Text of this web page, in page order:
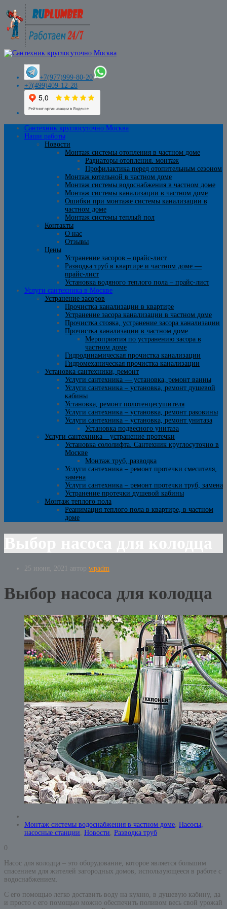
+7(977)999-80-20
+7(499)409-12-28
Сантехник круглосуточно Москва
Наши работы
Новости
Монтаж системы отопления в частном доме
Радиаторы отопления. монтаж
Профилактика перед отопительным сезоном
Монтаж котельной в частном доме
Монтаж системы водоснабжения в частном доме
Монтаж системы канализации в частном доме
Ошибки при монтаже системы канализации в
частном доме
Монтаж системы теплый пол
Контакты
О нас
Отзывы
Цены
Устранение засоров – прайс-лист
Разводка труб в квартире и частном доме —
прайс-лист
Установка водяного теплого пола – прайс-лист
Услуги сантехника в Москве
Устранение засоров
Прочистка канализации в квартире
Устранение засора канализации в частном доме
Прочистка стояка, устранение засора канализации
Прочистка канализации в частном доме
Мероприятия по устранению засора в
частном доме
Гидродинамическая прочистка канализации
Гидромеханическая прочистка канализации
Установка сантехники, ремонт
Услуги сантехника — установка, ремонт ванны
Услуги сантехника – установка, ремонт душевой
кабины
Установка, ремонт полотенцесушителя
Услуги сантехника – установка, ремонт раковины
Услуги сантехника – установка, ремонт унитаза
Установка подвесного унитаза
Услуги сантехника – устранение протечки
Установка сололифта. Сантехник круглосуточно в
Москве
Монтаж труб, разводка
Услуги сантехника – ремонт протечки смесителя,
замена
Услуги сантехника – ремонт протечки труб, замена
Устранение протечки душевой кабины
Монтаж теплого пола
Реанимация теплого пола в квартире, в частном
доме
25 июня, 2021 автор wpadm
Выбор насоса для колодца
Монтаж системы водоснабжения в частном доме, Насосы,
насосные станции, Новости, Разводка труб
0
Насос для колодца – это оборудование, которое является большим
спасением для жителей загородных домов, использующееся в работе с
водоснабжением.
С его помощью легко доставить воду на кухню, в душевую кабину, да
и просто с его помощью можно обеспечить поливом весь свой урожай